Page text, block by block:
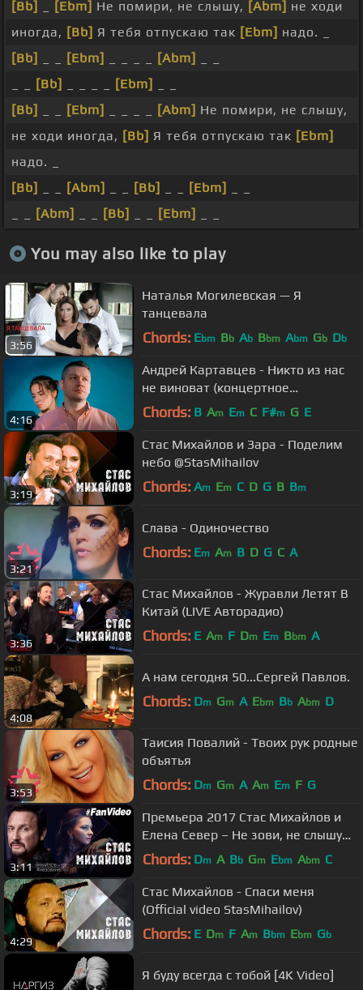
[Bb] [Ebm] Не помири, не слышу, [Abm] не ходи
иногда, [Bb] Я тебя отпускаю так [Ebm] надо. _
[Bb]
[Ebm] [Abm]
[Bb] [Ebm]
[Bb]
[Ebm] [Abm] Не помири, не слышу,
не ходи иногда, [Bb] Я тебя отпускаю так [Ebm]
надо. _
[Bb]
[Abm] [Bb] [Ebm]
[Abm] [Bb] [Ebm]
You may also like to play
3:56
Наталья Могилевская — Я
танцевала
Chords: Ebm Bb Ab Bbm Abm Gb Db
4:16
Андрей Картавцев - Никто из нас
не виноват (концертное
выступление)
Chords: B Am Em C F#m G E
3:19
Стас Михайлов и Зара - Поделим
небо @StasMihailov
Chords: Am Em C D G B Bm
3:21
Слава - Одиночество
Chords: Em Am B D G C A
3:36
Стас Михайлов - Журавли Летят В
Китай (LIVE Авторадио)
Chords: E Am F Dm Em Bbm A
4:08
А нам сегодня 50...Сергей Павлов.
Chords: Dm Gm A Ebm Bb Abm D
3:53
Таисия Повалий - Твоих рук родные
объятья
Chords: Dm Gm A Am Em F G
3:11
Премьера 2017 Стас Михайлов и
Елена Север – Не зови, не слышу
(Fan Video)
Chords: Dm A Bb Gm Ebm Abm C
4:29
Стас Михайлов - Спаси меня
(Official video StasMihailov)
Chords: E Dm F Am Bbm Ebm Gb
Я буду всегда с тобой [4K Video]